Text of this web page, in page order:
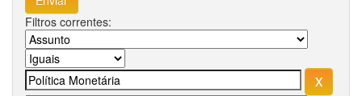
Filtros correntes: